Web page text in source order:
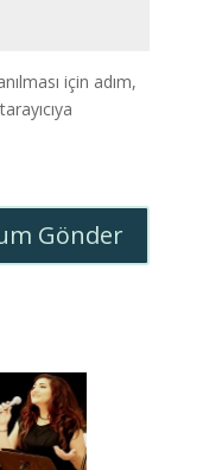
için adım,